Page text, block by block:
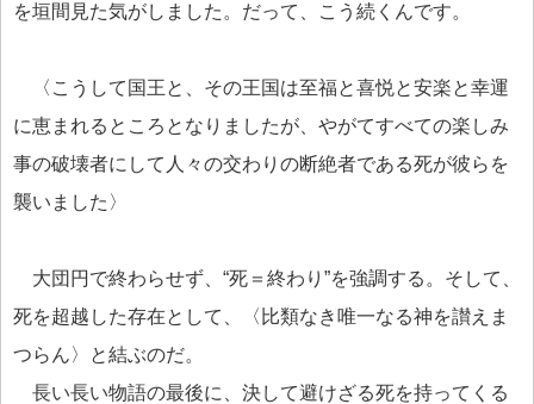
を垣間見た気がしました。だって、こう続くんです。
〈こうして国王と、その王国は至福と喜悦と安楽と幸運
に恵まれるところとなりましたが、やがてすべての楽しみ
事の破壊者にして人々の交わりの断絶者である死が彼らを
襲いました〉
大団円で終わらせず、“死＝終わり”を強調する。そして、
死を超越した存在として、〈比類なき唯一なる神を讃えま
つらん〉と結ぶのだ。
長い長い物語の最後に、決して避けざる死を持ってくる